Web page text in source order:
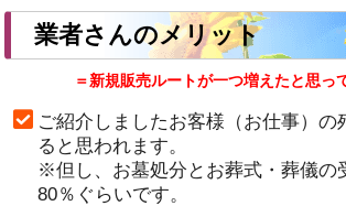
業者さんのメリット
＝新規販売ルートが一つ増えたと思っ
ご紹介しましたお客様（お仕事）の
ると思われます。
※但し、お墓処分とお葬式・葬儀の
80％ぐらいです。